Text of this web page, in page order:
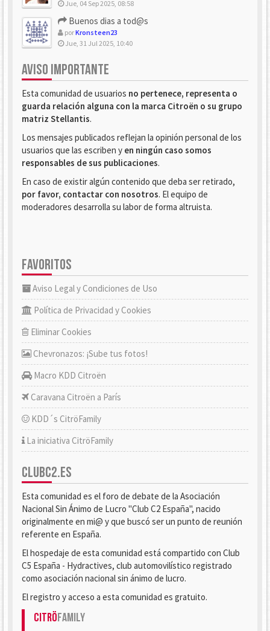
Jue, 04 Sep 2025, 08:58
Buenos dias a tod@s
porKronsteen23
Jue, 31 Jul 2025, 10:40
AVISO IMPORTANTE
Esta comunidad de usuarios no pertenece, representa o
guarda relación alguna con la marca Citroën o su grupo
matriz Stellantis.
Los mensajes publicados reflejan la opinión personal de los
usuarios que las escriben y en ningún caso somos
responsables de sus publicaciones.
En caso de existir algún contenido que deba ser retirado,
por favor, contactar con nosotros. El equipo de
moderadores desarrolla su labor de forma altruista.
FAVORITOS
Aviso Legal y Condiciones de Uso
Política de Privacidad y Cookies
Eliminar Cookies
Chevronazos: ¡Sube tus fotos!
Macro KDD Citroën
Caravana Citroën a París
KDD´s CitröFamily
La iniciativa CitröFamily
CLUBC2.ES
Esta comunidad es el foro de debate de la Asociación
Nacional Sin Ánimo de Lucro "Club C2 España", nacido
originalmente en mi@ y que buscó ser un punto de reunión
referente en España.
El hospedaje de esta comunidad está compartido con Club
C5 España - Hydractives, club automovilístico registrado
como asociación nacional sin ánimo de lucro.
El registro y acceso a esta comunidad es gratuito.
CitröFamily